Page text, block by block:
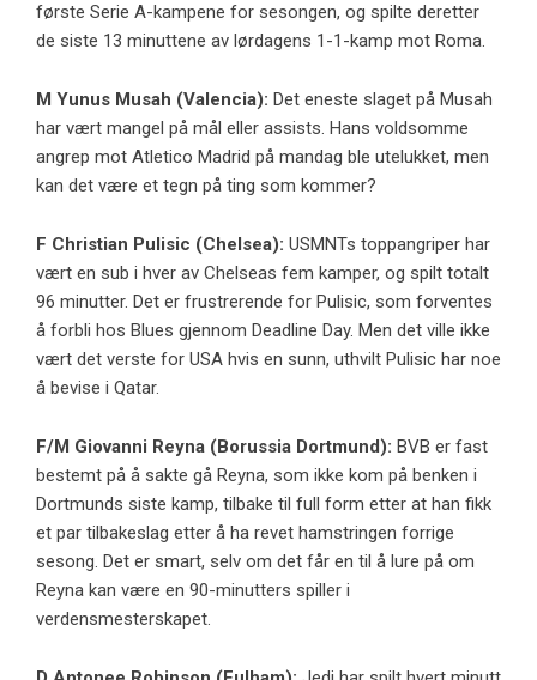
første Serie A-kampene for sesongen, og spilte deretter
de siste 13 minuttene av lørdagens 1-1-kamp mot Roma.
M Yunus Musah (Valencia): Det eneste slaget på Musah
har vært mangel på mål eller assists. Hans voldsomme
angrep mot Atletico Madrid på mandag ble utelukket, men
kan det være et tegn på ting som kommer?
F Christian Pulisic (Chelsea): USMNTs toppangriper har
vært en sub i hver av Chelseas fem kamper, og spilt totalt
96 minutter. Det er frustrerende for Pulisic, som forventes
å forbli hos Blues gjennom Deadline Day. Men det ville ikke
vært det verste for USA hvis en sunn, uthvilt Pulisic har noe
å bevise i Qatar.
F/M Giovanni Reyna (Borussia Dortmund): BVB er fast
bestemt på å sakte gå Reyna, som ikke kom på benken i
Dortmunds siste kamp, ​​tilbake til full form etter at han fikk
et par tilbakeslag etter å ha revet hamstringen forrige
sesong. Det er smart, selv om det får en til å lure på om
Reyna kan være en 90-minutters spiller i
verdensmesterskapet.